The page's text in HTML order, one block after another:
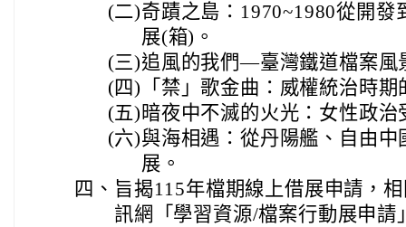
(二)奇蹟之島：1970~1980從開
展(箱)。
(三)追風的我們—臺灣鐵道檔案風
(四) 「禁」歌金曲：威權統治時
(五) 暗夜中不滅的火光：女性政
(六)與海相遇：從丹陽艦、自由
展。
四、 旨揭115年檔期線上借展申請，
訊網「學習資源/檔案行動展申請